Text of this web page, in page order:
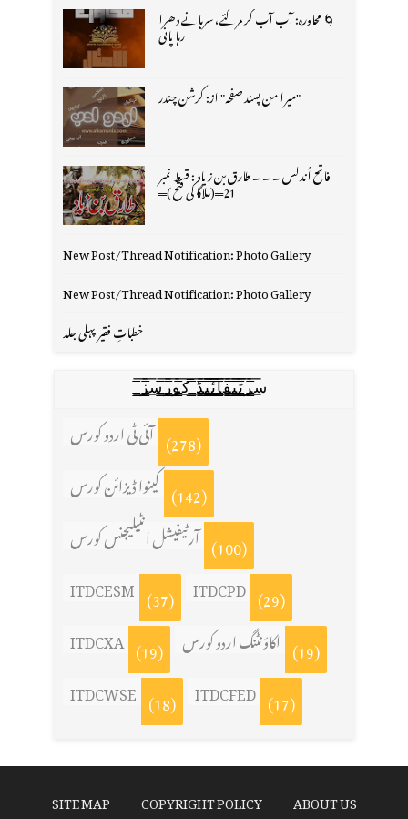
🌀 محاورہ: آب آب کر مر گئے، سرہانے دھرا
رہا پانی
"میرا من پسند صفحہ" از: کرشن چندر
فاتح اُندلس ۔ ۔ ۔ طارق بن زیاد : قسط نمبر
21═(ملاگا کی فتح )═
New Post/Thread Notification: Photo Gallery
New Post/Thread Notification: Photo Gallery
خطباتِ فقیر پہلی جلد
س̳̿͟͞ر̳̿͟͞ٹ̳̿͟͞ی̳̿͟͞ف̳̿͟͞ا̳̿͟͞ي̳̳̿ٔ̿͟͟͞͞ی̳̿͟͞ڈ̳̿͟͞ ̳̿͟͞ک̳̿͟͞و̳̿͟͞ر̳̿͟͞س̳̿͟͞ز̳̿͟͞
آئی ٹی اردو کورس (278)
کینوا ڈیزائن کورس (142)
آرٹیفیشل انٹیلیجنس کورس (100)
ITDCESM (37) ITDCPD (29)
ITDCXA (19) اکاؤنٹنگ اردو کورس (19)
ITDCWSE (18) ITDCFED (17)
ABOUT US
COPYRIGHT POLICY
SITE MAP